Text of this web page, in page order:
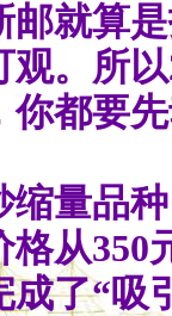
邮就算
观。所
你都要
量品
从350
成了“吸